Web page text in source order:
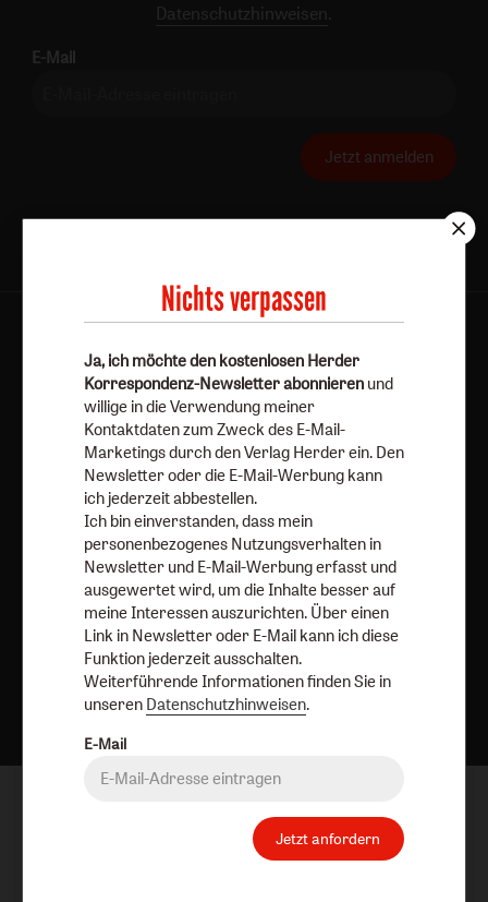
Datenschutzhinweisen .
E-Mail
Jetzt anmelden
Barrierefreiheit
Impressum
Vertrag widerrufen Abo online kündigen
Nach oben
Nichts verpassen
Ja, ich möchte den kostenlosen Herder
Korrespondenz-Newsletter abonnieren und
willige in die Verwendung meiner
Kontaktdaten zum Zweck des E-Mail-
Marketings durch den Verlag Herder ein. Den
Newsletter oder die E-Mail-Werbung kann
ich jederzeit abbestellen.
Ich bin einverstanden, dass mein
personenbezogenes Nutzungsverhalten in
Newsletter und E-Mail-Werbung erfasst und
ausgewertet wird, um die Inhalte besser auf
meine Interessen auszurichten. Über einen
Link in Newsletter oder E-Mail kann ich diese
Funktion jederzeit ausschalten.
Weiterführende Informationen finden Sie in
unseren Datenschutzhinweisen.
E-Mail
Jetzt anfordern